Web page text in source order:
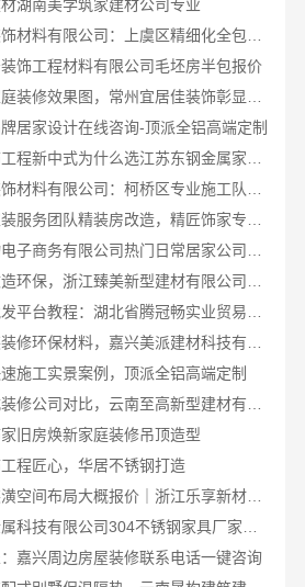
湖南美学筑家建材公司专业
饰工程材料有限公司毛坯房半包报价
居家设计在线咨询-顶派全铝高端定制
施工实景案例，顶派全铝高端定制
旧房焕新家庭装修吊顶造型
程匠心，华居不锈钢打造
畅销家庭装潢空间布局大概报价｜浙江乐享新材料有限公司
嘉兴周边房屋装修联系电话一键咨询